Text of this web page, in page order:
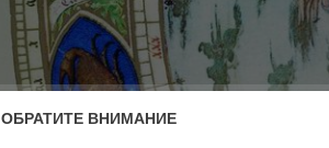
ОБРАТИТЕ ВНИМАНИЕ